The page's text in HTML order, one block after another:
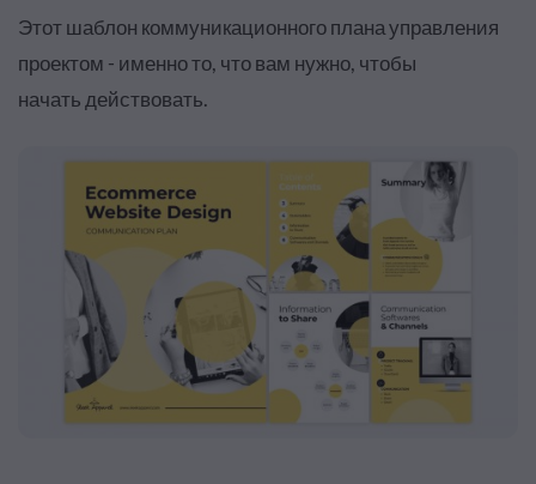
Этот шаблон коммуникационного плана управления
проектом - именно то, что вам нужно, чтобы
начатьдействовать.